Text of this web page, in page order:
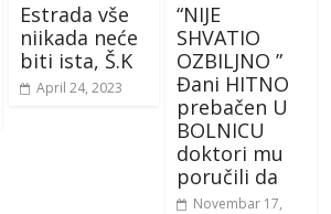
Estrada vše
niikada neće
biti ista, Š.K
April 24, 2023
“NIJE
SHVATIO
OZBILJNO ”
Đani HITNO
prebačen U
BOLNICU
doktori mu
poručili da
Novembar 17,